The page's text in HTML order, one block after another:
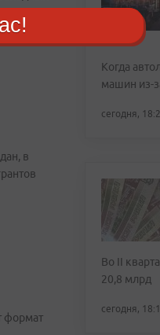
в
формат
Когда
машин из-
сегодня,
Во II
20,8 млрд
сегодня,